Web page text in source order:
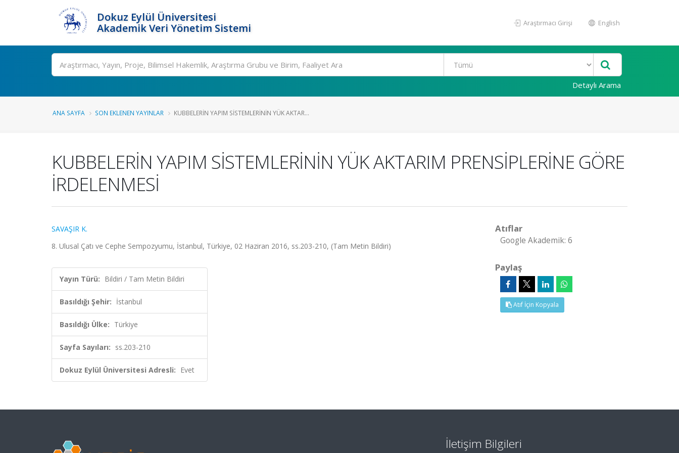
Dokuz Eylül Üniversitesi
Akademik Veri Yönetim Sistemi
Araştırmacı Girişi English
Ara
Detaylı Arama
ANA SAYFA SON EKLENEN YAYINLAR KUBBELERİN YAPIM SİSTEMLERİNİN YÜK AKTAR...
KUBBELERİN YAPIM SİSTEMLERİNİN YÜK AKTARIM PRENSİPLERİNE GÖRE
İRDELENMESİ
SAVAŞIR K.
8. Ulusal Çatı ve Cephe Sempozyumu, İstanbul, Türkiye, 02 Haziran 2016, ss.203-210, (Tam Metin Bildiri)
Yayın Türü: Bildiri / Tam Metin Bildiri
Basıldığı Şehir: İstanbul
Basıldığı Ülke: Türkiye
Sayfa Sayıları: ss.203-210
Dokuz Eylül Üniversitesi Adresli: Evet
Atıflar
Google Akademik: 6
Paylaş
Atıf İçin Kopyala
İletişim Bilgileri